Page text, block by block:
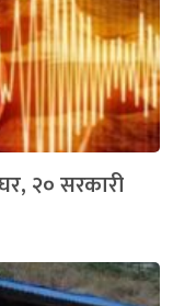
२० सरकारी